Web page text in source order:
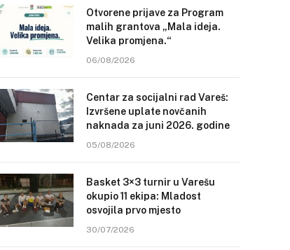
Otvorene prijave za Program
malih grantova „Mala ideja.
Velika promjena.“
06/08/2026
Centar za socijalni rad Vareš:
Izvršene uplate novčanih
naknada za juni 2026. godine
05/08/2026
Basket 3×3 turnir u Varešu
okupio 11 ekipa: Mladost
osvojila prvo mjesto
30/07/2026